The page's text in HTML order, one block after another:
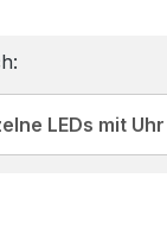
LEDs mit Uhr